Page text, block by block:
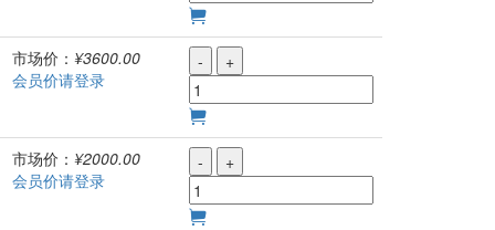
市场价： ¥3600.00
会员价请登录
- +
市场价： ¥2000.00
会员价请登录
- +